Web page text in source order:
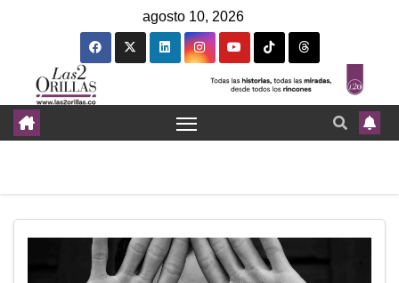
agosto 10, 2026